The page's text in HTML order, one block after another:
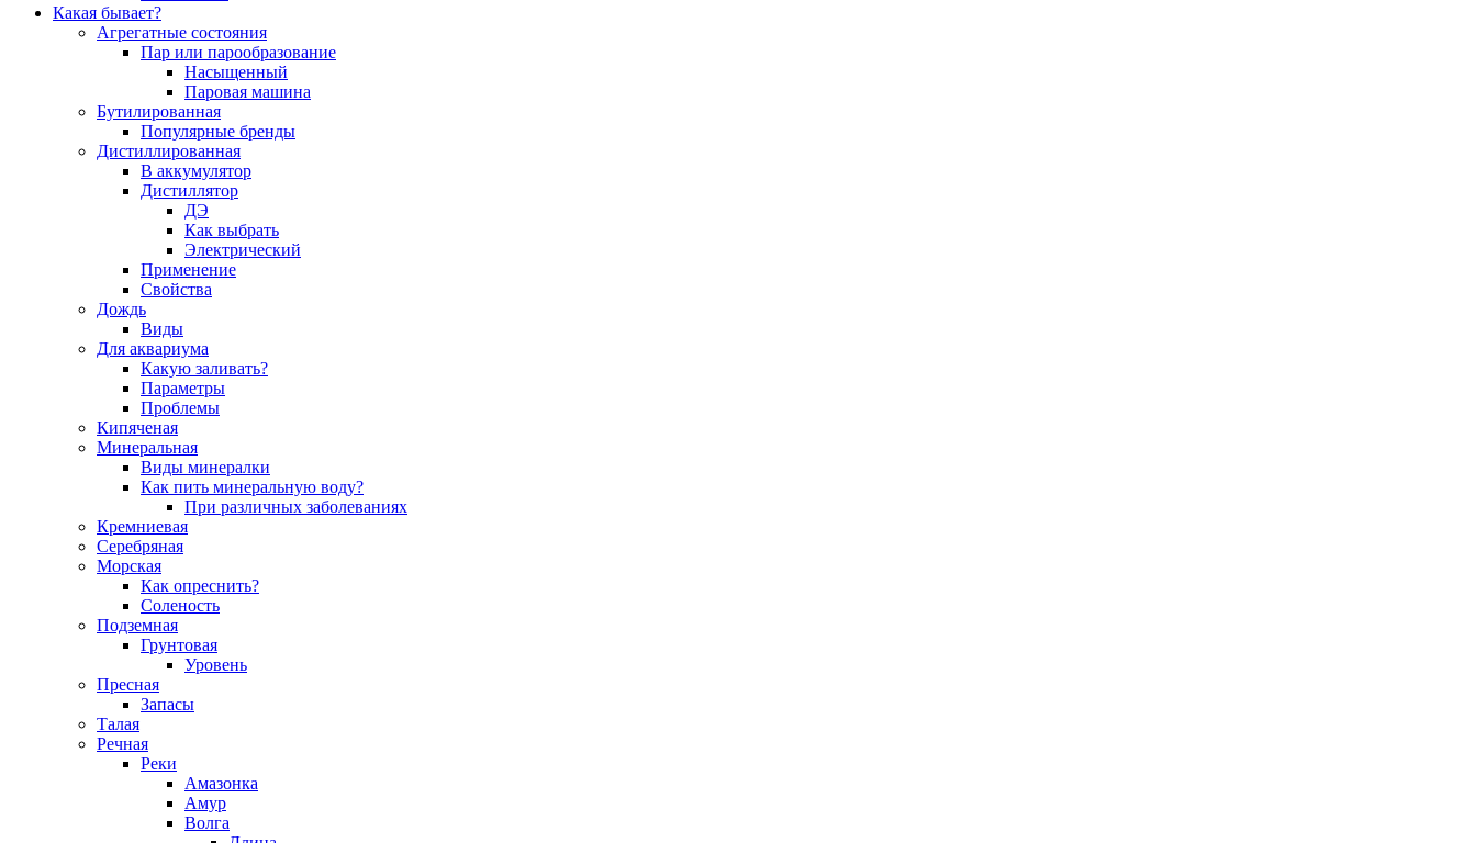
Какая бывает?
Агрегатные состояния
Пар или парообразование
Насыщенный
Паровая машина
Бутилированная
Популярные бренды
Дистиллированная
В аккумулятор
Дистиллятор
ДЭ
Как выбрать
Электрический
Применение
Свойства
Дождь
Виды
Для аквариума
Какую заливать?
Параметры
Проблемы
Кипяченая
Минеральная
Виды минералки
Как пить минеральную воду?
При различных заболеваниях
Кремниевая
Серебряная
Морская
Как опреснить?
Соленость
Подземная
Грунтовая
Уровень
Пресная
Запасы
Талая
Речная
Реки
Амазонка
Амур
Волга